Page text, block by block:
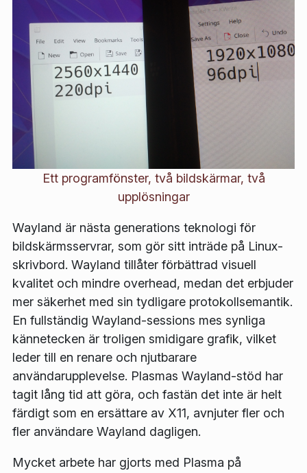
Ett programfönster, två bildskärmar, två
upplösningar
Wayland är nästa generations teknologi för
bildskärmsservrar, som gör sitt inträde på Linux-
skrivbord. Wayland tillåter förbättrad visuell
kvalitet och mindre overhead, medan det erbjuder
mer säkerhet med sin tydligare protokollsemantik.
En fullständig Wayland-sessions mes synliga
kännetecken är troligen smidigare grafik, vilket
leder till en renare och njutbarare
användarupplevelse. Plasmas Wayland-stöd har
tagit lång tid att göra, och fastän det inte är helt
färdigt som en ersättare av X11, avnjuter fler och
fler användare Wayland dagligen.
Mycket arbete har gjorts med Plasma på